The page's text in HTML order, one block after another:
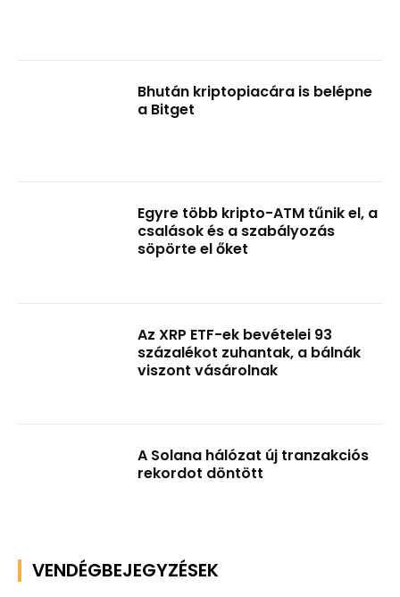
Bhután kriptopiacára is belépne
a Bitget
Egyre több kripto-ATM tűnik el, a
csalások és a szabályozás
söpörte el őket
Az XRP ETF-ek bevételei 93
százalékot zuhantak, a bálnák
viszont vásárolnak
A Solana hálózat új tranzakciós
rekordot döntött
VENDÉGBEJEGYZÉSEK